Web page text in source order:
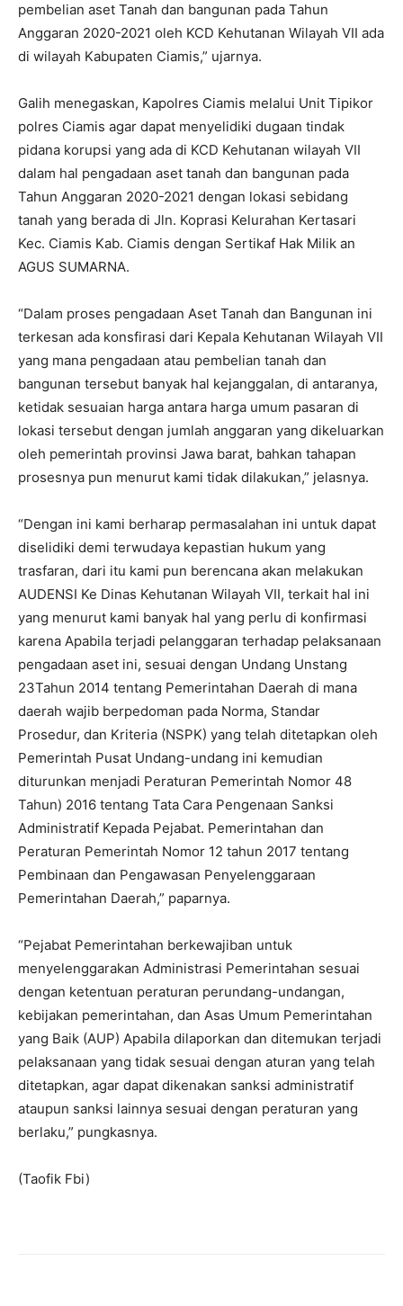
pembelian aset Tanah dan bangunan pada Tahun
Anggaran 2020-2021 oleh KCD Kehutanan Wilayah VII ada
di wilayah Kabupaten Ciamis,” ujarnya.
Galih menegaskan, Kapolres Ciamis melalui Unit Tipikor
polres Ciamis agar dapat menyelidiki dugaan tindak
pidana korupsi yang ada di KCD Kehutanan wilayah VII
dalam hal pengadaan aset tanah dan bangunan pada
Tahun Anggaran 2020-2021 dengan lokasi sebidang
tanah yang berada di Jln. Koprasi Kelurahan Kertasari
Kec. Ciamis Kab. Ciamis dengan Sertikaf Hak Milik an
AGUS SUMARNA.
“Dalam proses pengadaan Aset Tanah dan Bangunan ini
terkesan ada konsfirasi dari Kepala Kehutanan Wilayah VII
yang mana pengadaan atau pembelian tanah dan
bangunan tersebut banyak hal kejanggalan, di antaranya,
ketidak sesuaian harga antara harga umum pasaran di
lokasi tersebut dengan jumlah anggaran yang dikeluarkan
oleh pemerintah provinsi Jawa barat, bahkan tahapan
prosesnya pun menurut kami tidak dilakukan,” jelasnya.
“Dengan ini kami berharap permasalahan ini untuk dapat
diselidiki demi terwudaya kepastian hukum yang
trasfaran, dari itu kami pun berencana akan melakukan
AUDENSI Ke Dinas Kehutanan Wilayah VII, terkait hal ini
yang menurut kami banyak hal yang perlu di konfirmasi
karena Apabila terjadi pelanggaran terhadap pelaksanaan
pengadaan aset ini, sesuai dengan Undang Unstang
23Tahun 2014 tentang Pemerintahan Daerah di mana
daerah wajib berpedoman pada Norma, Standar
Prosedur, dan Kriteria (NSPK) yang telah ditetapkan oleh
Pemerintah Pusat Undang-undang ini kemudian
diturunkan menjadi Peraturan Pemerintah Nomor 48
Tahun) 2016 tentang Tata Cara Pengenaan Sanksi
Administratif Kepada Pejabat. Pemerintahan dan
Peraturan Pemerintah Nomor 12 tahun 2017 tentang
Pembinaan dan Pengawasan Penyelenggaraan
Pemerintahan Daerah,” paparnya.
“Pejabat Pemerintahan berkewajiban untuk
menyelenggarakan Administrasi Pemerintahan sesuai
dengan ketentuan peraturan perundang-undangan,
kebijakan pemerintahan, dan Asas Umum Pemerintahan
yang Baik (AUP) Apabila dilaporkan dan ditemukan terjadi
pelaksanaan yang tidak sesuai dengan aturan yang telah
ditetapkan, agar dapat dikenakan sanksi administratif
ataupun sanksi lainnya sesuai dengan peraturan yang
berlaku,” pungkasnya.
(Taofik Fbi)